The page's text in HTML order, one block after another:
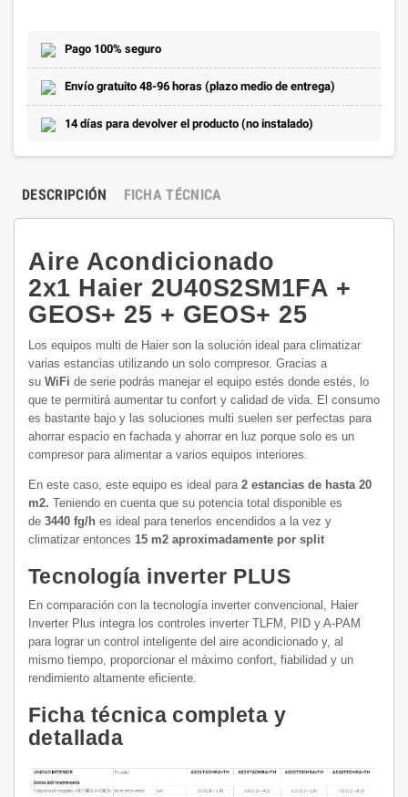
Pago 100% seguro
Envío gratuito 48-96 horas (plazo medio de entrega)
14 días para devolver el producto (no instalado)
DESCRIPCIÓN FICHA TÉCNICA
Aire Acondicionado
2x1 Haier 2U40S2SM1FA +
GEOS+ 25 + GEOS+ 25
Los equipos multi de Haier son la solución ideal para climatizar
varias estancias utilizando un solo compresor. Gracias a
su WiFi de serie podrás manejar el equipo estés donde estés, lo
que te permitirá aumentar tu confort y calidad de vida. El consumo
es bastante bajo y las soluciones multi suelen ser perfectas para
ahorrar espacio en fachada y ahorrar en luz porque solo es un
compresor para alimentar a varios equipos interiores.
En este caso, este equipo es ideal para 2 estancias de hasta 20
m2. Teniendo en cuenta que su potencia total disponible es
de 3440 fg/h es ideal para tenerlos encendidos a la vez y
climatizar entonces 15 m2 aproximadamente por split
Tecnología inverter PLUS
En comparación con la tecnología inverter convencional, Haier
Inverter Plus integra los controles inverter TLFM, PID y A-PAM
para lograr un control inteligente del aire acondicionado y, al
mismo tiempo, proporcionar el máximo confort, fiabilidad y un
rendimiento altamente eficiente.
Ficha técnica completa y
detallada